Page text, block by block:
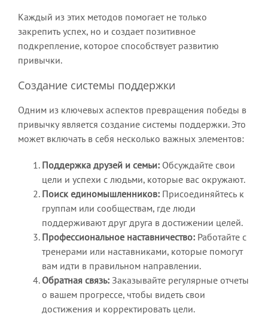
Каждый из этих методов помогает не только
закрепить успех, но и создает позитивное
подкрепление, которое способствует развитию
привычки.
Создание системы поддержки
Одним из ключевых аспектов превращения победы в
привычку является создание системы поддержки. Это
может включать в себя несколько важных элементов:
Поддержка друзей и семьи: Обсуждайте свои
цели и успехи с людьми, которые вас окружают.
Поиск единомышленников: Присоединяйтесь к
группам или сообществам, где люди
поддерживают друг друга в достижении целей.
Профессиональное наставничество: Работайте с
тренерами или наставниками, которые помогут
вам идти в правильном направлении.
Обратная связь: Заказывайте регулярные отчеты
о вашем прогрессе, чтобы видеть свои
достижения и корректировать цели.